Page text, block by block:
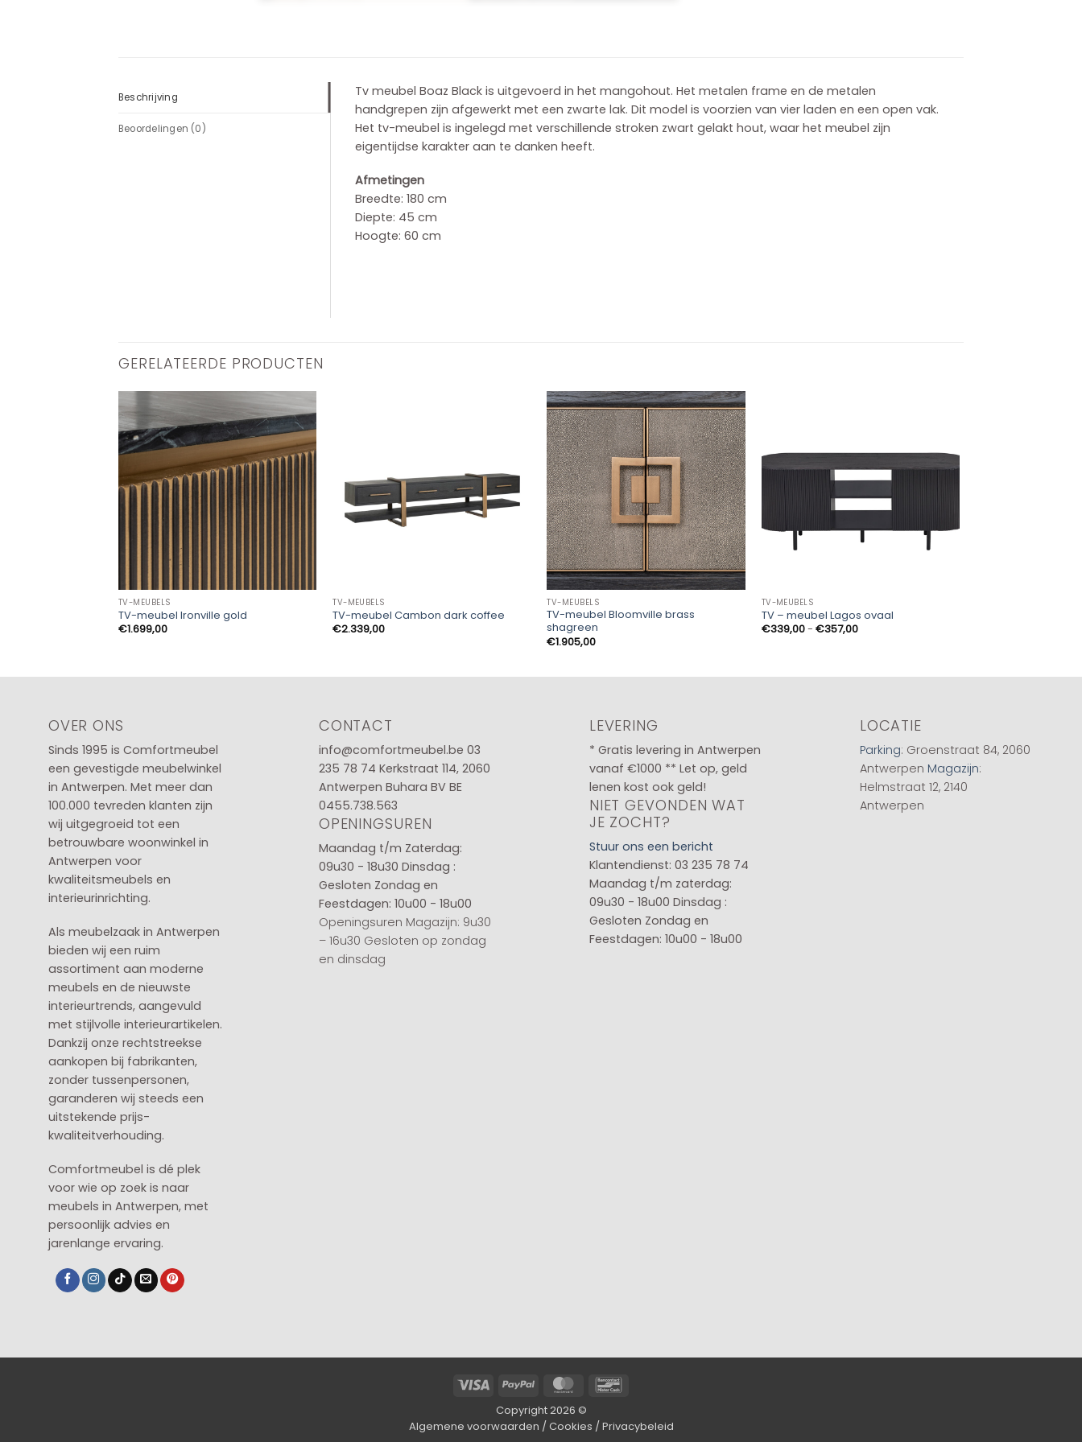
Beschrijving
Beoordelingen (0)
Tv meubel Boaz Black is uitgevoerd in het mangohout. Het metalen frame en de metalen
handgrepen zijn afgewerkt met een zwarte lak. Dit model is voorzien van vier laden en een open vak.
Het tv-meubel is ingelegd met verschillende stroken zwart gelakt hout, waar het meubel zijn
eigentijdse karakter aan te danken heeft.
Afmetingen
Breedte: 180 cm
Diepte: 45 cm
Hoogte: 60 cm
GERELATEERDE PRODUCTEN
TV-MEUBELS
TV-meubel Ironville gold
€1.699,00
TV-MEUBELS
TV-meubel Cambon dark coffee
€2.339,00
TV-MEUBELS
TV-meubel Bloomville brass
shagreen
€1.905,00
TV-MEUBELS
TV – meubel Lagos ovaal
€339,00- €357,00Prijsklasse:
OVER ONS
Sinds 1995 is Comfortmeubel
een gevestigde meubelwinkel
in Antwerpen. Met meer dan
100.000 tevreden klanten zijn
wij uitgegroeid tot een
betrouwbare woonwinkel in
Antwerpen voor
kwaliteitsmeubels en
interieurinrichting.
Als meubelzaak in Antwerpen
bieden wij een ruim
assortiment aan moderne
meubels en de nieuwste
interieurtrends, aangevuld
met stijlvolle interieurartikelen.
Dankzij onze rechtstreekse
aankopen bij fabrikanten,
zonder tussenpersonen,
garanderen wij steeds een
uitstekende prijs-
kwaliteitverhouding.
Comfortmeubel is dé plek
voor wie op zoek is naar
meubels in Antwerpen, met
persoonlijk advies en
jarenlange ervaring.
CONTACT
info@comfortmeubel.be 03
235 78 74 Kerkstraat 114, 2060
Antwerpen Buhara BV BE
0455.738.563
OPENINGSUREN
Maandag t/m Zaterdag:
09u30 - 18u30 Dinsdag :
Gesloten Zondag en
Feestdagen: 10u00 - 18u00
Openingsuren Magazijn: 9u30
– 16u30 Gesloten op zondag
en dinsdag
LEVERING
* Gratis levering in Antwerpen
vanaf €1000 ** Let op, geld
lenen kost ook geld!
NIET GEVONDEN WAT
JE ZOCHT?
Stuur ons een bericht
Klantendienst: 03 235 78 74
Maandag t/m zaterdag:
09u30 - 18u00 Dinsdag :
Gesloten Zondag en
Feestdagen: 10u00 - 18u00
LOCATIE
Parking: Groenstraat 84, 2060
Antwerpen Magazijn:
Helmstraat 12, 2140
Antwerpen
Visa PayPal MasterCard
Copyright 2026 ©
Algemene voorwaarden / Cookies / Privacybeleid